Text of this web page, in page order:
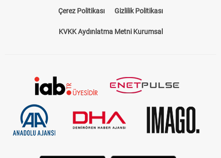
Çerez Politikası Gizlilik Politikası
KVKK Aydınlatma Metni Kurumsal